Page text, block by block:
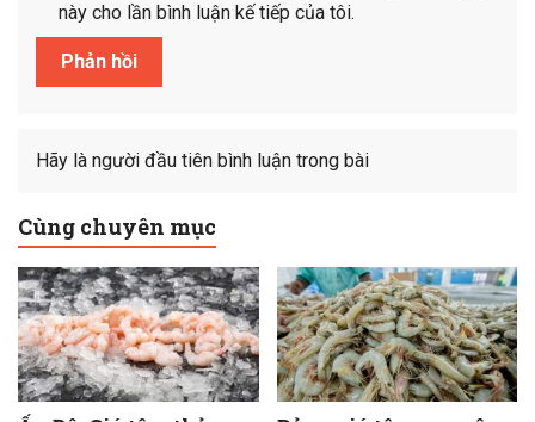
này cho lần bình luận kế tiếp của tôi.
Hãy là người đầu tiên bình luận trong bài
Cùng chuyên mục